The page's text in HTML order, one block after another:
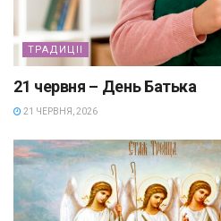
ТРАДИЦІІ
21 червня – День Батька
21 ЧЕРВНЯ, 2026